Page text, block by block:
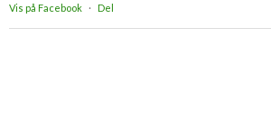
Vis på Facebook · Del